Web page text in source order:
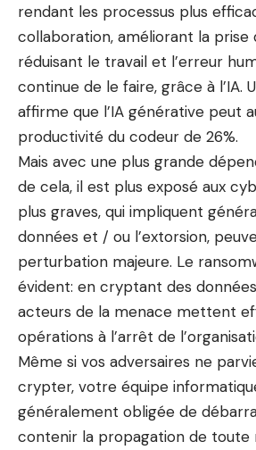
rendant les processus plus
collaboration, améliorant la prise
réduisant le travail et l’erreur
continue de le faire, grâce à l’IA.
affirme que l’IA générative peut
productivité du codeur de 26%.
Mais avec une plus grande
de cela, il est plus exposé aux
plus graves, qui impliquent
données et / ou l’extorsion,
perturbation majeure. Le
évident: en cryptant des
acteurs de la menace mettent
opérations à l’arrêt de
Même si vos adversaires ne
crypter, votre équipe
généralement obligée de
contenir la propagation de toute